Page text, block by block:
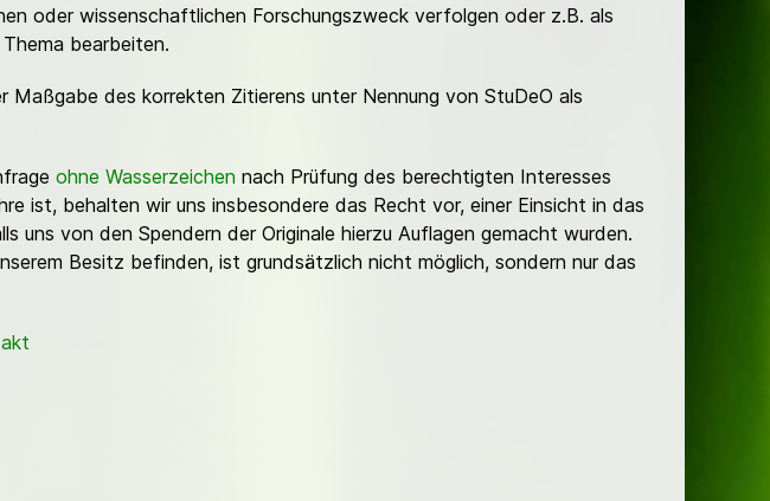
oder wissenschaftlichen Forschungszweck verfolgen oder z.B. als
bearbeiten.
des korrekten Zitierens unter Nennung von StuDeO als
ohne Wasserzeichen nach Prüfung des berechtigten Interesses
ist, behalten wir uns insbesondere das Recht vor, einer Einsicht in das
uns von den Spendern der Originale hierzu Auflagen gemacht wurden.
Besitz befinden, ist grundsätzlich nicht möglich, sondern nur das